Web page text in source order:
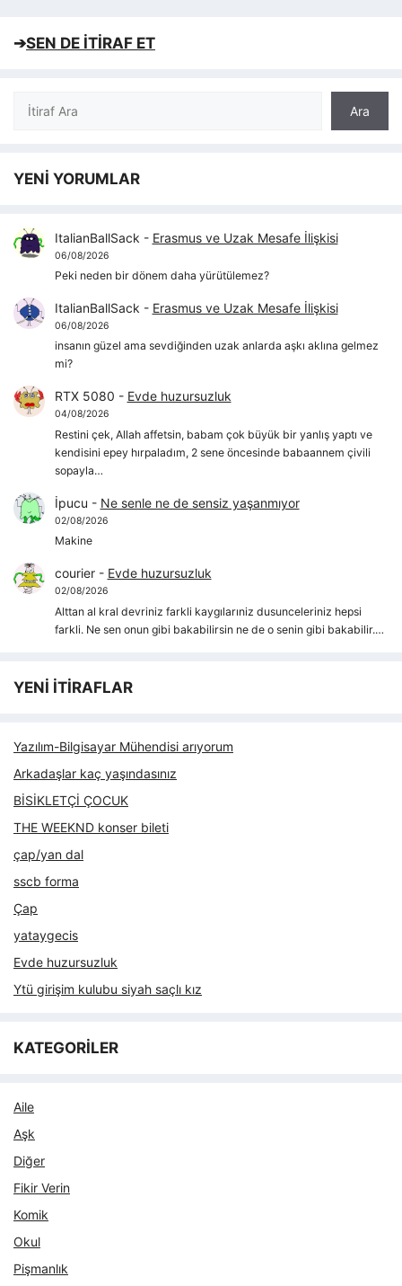
➔SEN DE İTİRAF ET
Ara
Ara
YENİ YORUMLAR
ItalianBallSack - Erasmus ve Uzak Mesafe İlişkisi
06/08/2026
Peki neden bir dönem daha yürütülemez?
ItalianBallSack - Erasmus ve Uzak Mesafe İlişkisi
06/08/2026
insanın güzel ama sevdiğinden uzak anlarda aşkı aklına gelmez
mi?
RTX 5080 - Evde huzursuzluk
04/08/2026
Restini çek, Allah affetsin, babam çok büyük bir yanlış yaptı ve
kendisini epey hırpaladım, 2 sene öncesinde babaannem çivili
sopayla…
İpucu - Ne senle ne de sensiz yaşanmıyor
02/08/2026
Makine
courier- Evde huzursuzluk
02/08/2026
Alttan al kral devriniz farkli kaygılarıniz dusunceleriniz hepsi
farkli. Ne sen onun gibi bakabilirsin ne de o senin gibi bakabilir.…
YENİ İTİRAFLAR
Yazılım-Bilgisayar Mühendisi arıyorum
Arkadaşlar kaç yaşındasınız
BİSİKLETÇİ ÇOCUK
THE WEEKND konser bileti
çap/yan dal
sscb forma
Çap
yataygecis
Evde huzursuzluk
Ytü girişim kulubu siyah saçlı kız
KATEGORİLER
Aile
Aşk
Diğer
Fikir Verin
Komik
Okul
Pişmanlık